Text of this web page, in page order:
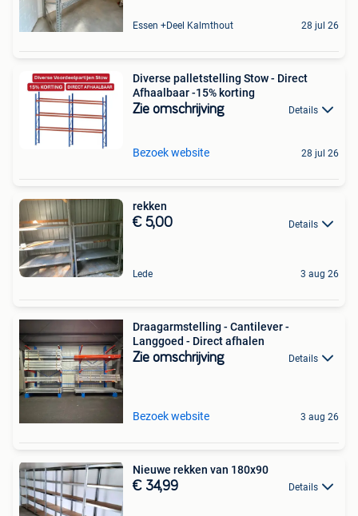
Essen +Deel Kalmthout 28 jul 26
Diverse palletstelling Stow - Direct
Afhaalbaar -15% korting
Zie omschrijving Details
Bezoek website 28 jul 26
rekken
€ 5,00 Details
Lede 3 aug 26
Draagarmstelling - Cantilever -
Langgoed - Direct afhalen
Zie omschrijving Details
Bezoek website 3 aug 26
Nieuwe rekken van 180x90
€ 34,99 Details